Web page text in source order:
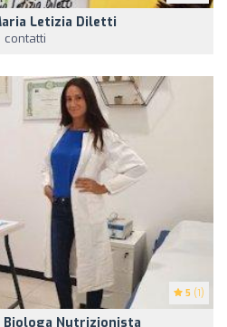
Letizia Diletti
contatti
5 (1)
Biologa Nutrizionista